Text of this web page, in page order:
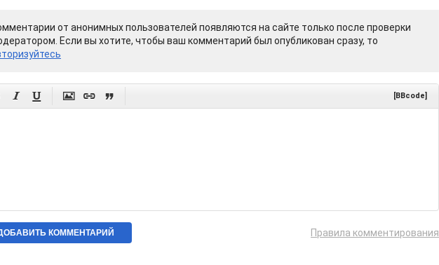
от анонимных пользователей появляются на сайте только после проверки
Если вы хотите, чтобы ваш комментарий был опубликован сразу, то
     [BBcode]
Правила комментирования